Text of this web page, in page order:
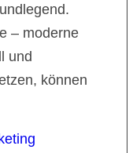
– moderne
und
können